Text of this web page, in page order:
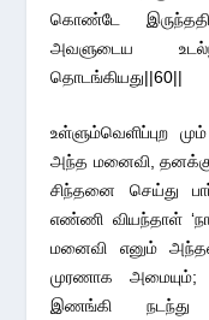
கொண்டே
அவளுடைய
தொடங்கியது||60||
உள்ளும்வெளிப்புற
அந்த மனைவி,
சிந்தனை செய்து
எண்ணி வியந்தாள்
மனைவி எனும்
முரணாக
இணங்கி